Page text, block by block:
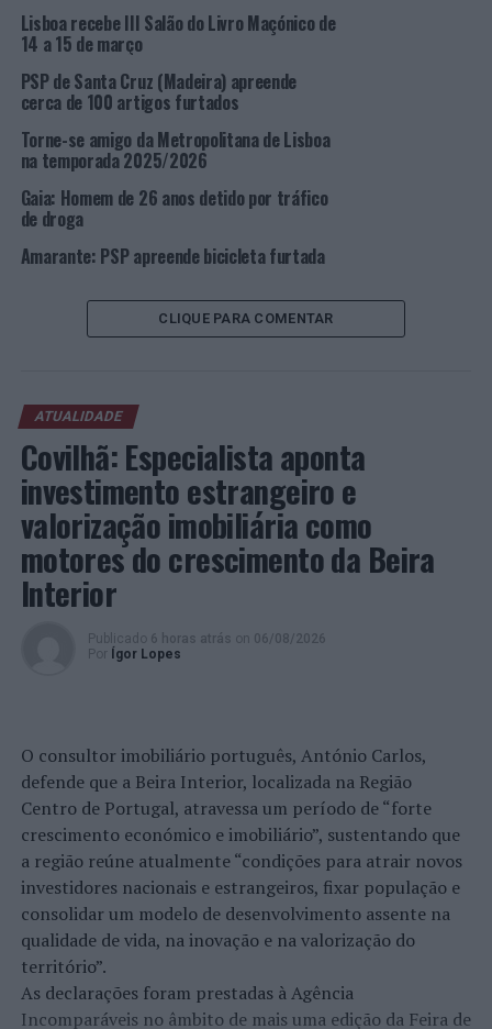
Residência.
Foto: DR.
TÓPICOS RELACIONADOS: CRIMINALIDADE
LISBOA
PSP
PRÓXIMO
Lisboa: Três taxistas detidos por especulação nos
Olivais
Lisboa: Sete detidos em operações de combate ao
tráfico de estupefacientes
Lisboa recebe III Salão do Livro Maçónico de
14 a 15 de março
PSP de Santa Cruz (Madeira) apreende
cerca de 100 artigos furtados
Torne-se amigo da Metropolitana de Lisboa
na temporada 2025/2026
Gaia: Homem de 26 anos detido por tráfico
de droga
Amarante: PSP apreende bicicleta furtada
CLIQUE PARA COMENTAR
ATUALIDADE
Covilhã: Especialista aponta
investimento estrangeiro e
valorização imobiliária como
motores do crescimento da Beira
Interior
Publicado 6 horas atrás on 06/08/2026
Por
Ígor Lopes
O consultor imobiliário português, António Carlos,
defende que a Beira Interior, localizada na Região
Centro de Portugal, atravessa um período de “forte
crescimento económico e imobiliário”, sustentando que
a região reúne atualmente “condições para atrair novos
investidores nacionais e estrangeiros, fixar população e
consolidar um modelo de desenvolvimento assente na
qualidade de vida, na inovação e na valorização do
território”.
As declarações foram prestadas à Agência
Incomparáveis no âmbito de mais uma edição da Feira de